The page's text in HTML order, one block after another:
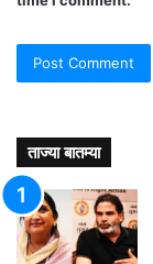
ताज्या बातम्या